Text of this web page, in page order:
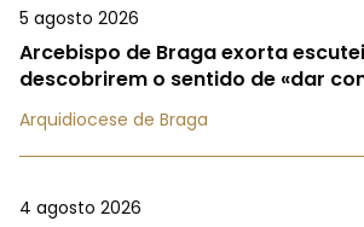
5 agosto 2026
Arcebispo de Braga exorta
descobrirem o sentido de «dar
Arquidiocese de Braga
4 agosto 2026